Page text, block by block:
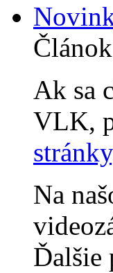
Článok
Ak sa
VLK,
stránky
Na
Ďalšie